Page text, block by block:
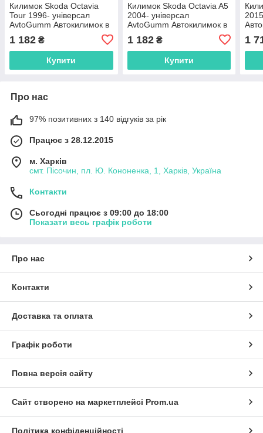
Килимок Skoda Octavia
Tour 1996- універсал
AvtoGumm Автокилимок в
багажник Шкода Октавія
Тур
1 182 ₴
Купити
Килимок Skoda Octavia A5
2004- універсал
AvtoGumm Автокилимок в
багажник Шкода Октавія
А5
1 182₴
Купити
1
Про нас
97% позитивних з 140 відгуків за рік
Працює з 28.12.2015
м. Харків
смт. Пісочин, пл. Ю. Кононенка, 1, Харків, Україна
Контакти
Сьогодні працює з 09:00 до 18:00
Показати весь графік роботи
Про нас
Контакти
Доставка та оплата
Графік роботи
Повна версія сайту
Сайт створено на маркетплейсі Prom.ua
Політика конфіденційності